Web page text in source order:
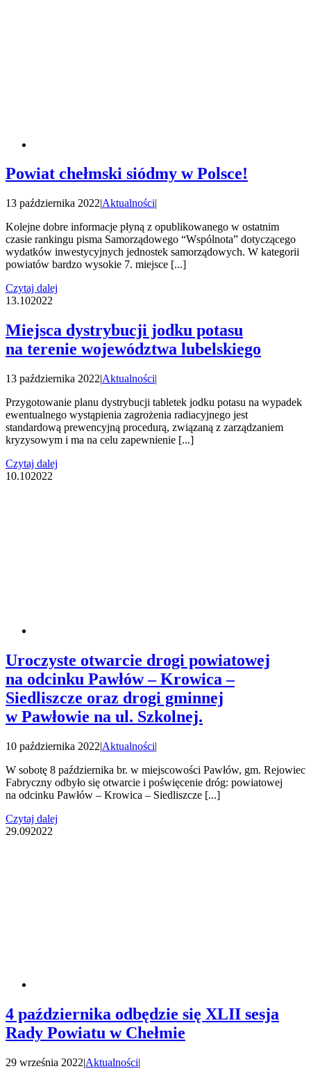
Powiat chełmski siódmy w Polsce!
13 października 2022|Aktualności|
Kolejne dobre informacje płyną z opublikowanego w ostatnim
czasie rankingu pisma Samorządowego “Wspólnota” dotyczącego
wydatków inwestycyjnych jednostek samorządowych. W kategorii
powiatów bardzo wysokie 7. miejsce [...]
Czytaj dalej
13.102022
Miejsca dystrybucji jodku potasu
na terenie województwa lubelskiego
13 października 2022|Aktualności|
Przygotowanie planu dystrybucji tabletek jodku potasu na wypadek
ewentualnego wystąpienia zagrożenia radiacyjnego jest
standardową prewencyjną procedurą, związaną z zarządzaniem
kryzysowym i ma na celu zapewnienie [...]
Czytaj dalej
10.102022
Uroczyste otwarcie drogi powiatowej
na odcinku Pawłów – Krowica –
Siedliszcze oraz drogi gminnej
w Pawłowie na ul. Szkolnej.
10 października 2022|Aktualności|
W sobotę 8 października br. w miejscowości Pawłów, gm. Rejowiec
Fabryczny odbyło się otwarcie i poświęcenie dróg: powiatowej
na odcinku Pawłów – Krowica – Siedliszcze [...]
Czytaj dalej
29.092022
4 października odbędzie się XLII sesja
Rady Powiatu w Chełmie
29 września 2022|Aktualności|